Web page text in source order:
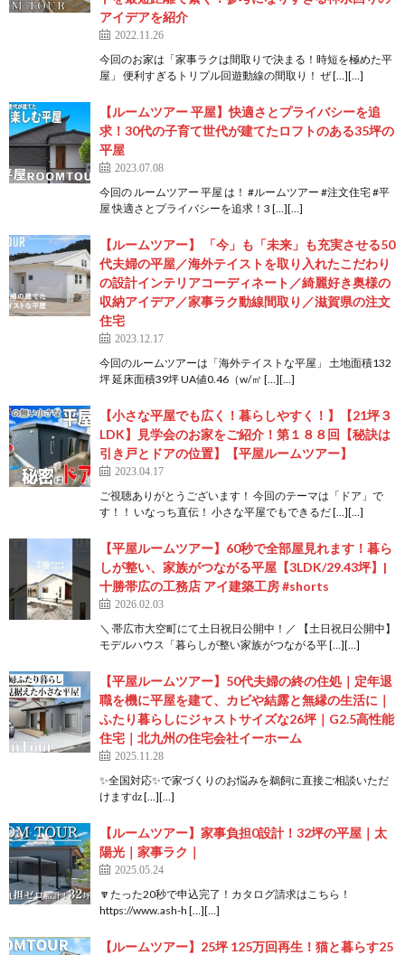
アイデアを紹介
2022.11.26
今回のお家は「家事ラクは間取りで決まる！時短を極めた平
屋」 便利すぎるトリプル回遊動線の間取り！ ぜ […][…]
【ルームツアー 平屋】快適さとプライバシーを追
求！30代の子育て世代が建てたロフトのある35坪の
平屋
2023.07.08
今回の ルームツアー 平屋 は！ #ルームツアー #注文住宅 #平
屋 快適さとプライバシーを追求！3 […][…]
【ルームツアー】 「今」も「未来」も充実させる50
代夫婦の平屋／海外テイストを取り入れたこだわり
の設計インテリアコーディネート／綺麗好き奥様の
収納アイデア／家事ラク動線間取り／滋賀県の注文
住宅
2023.12.17
今回のルームツアーは「海外テイストな平屋」 土地面積132
坪 延床面積39坪 UA値0.46（w/㎡ […][…]
【小さな平屋でも広く！暮らしやすく！】【21坪３
LDK】見学会のお家をご紹介！第１８８回【秘訣は
引き戸とドアの位置】【平屋ルームツアー】
2023.04.17
ご視聴ありがとうございます！ 今回のテーマは「ドア」で
す！！ いなっち直伝！ 小さな平屋でもできるだ […][…]
【平屋ルームツアー】60秒で全部屋見れます！暮ら
しが整い、家族がつながる平屋【3LDK/29.43坪】|
十勝帯広の工務店 アイ建築工房 #shorts
2026.02.03
＼ 帯広市大空町にて土日祝日公開中！／ 【土日祝日公開中】
モデルハウス「暮らしが整い家族がつながる平 […][…]
【平屋ルームツアー】50代夫婦の終の住処｜定年退
職を機に平屋を建て、カビや結露と無縁の生活に｜
ふたり暮らしにジャストサイズな26坪｜G2.5高性能
住宅｜北九州の住宅会社イーホーム
2025.11.28
✨全国対応✨で家づくりのお悩みを鵜飼に直接ご相談いただ
けますǳ […][…]
【ルームツアー】家事負担0設計！32坪の平屋｜太
陽光｜家事ラク｜
2025.05.24
🔽たった20秒で申込完了！カタログ請求はこちら！
https://www.ash-h […][…]
【ルームツアー】25坪 125万回再生！猫と暮らす25